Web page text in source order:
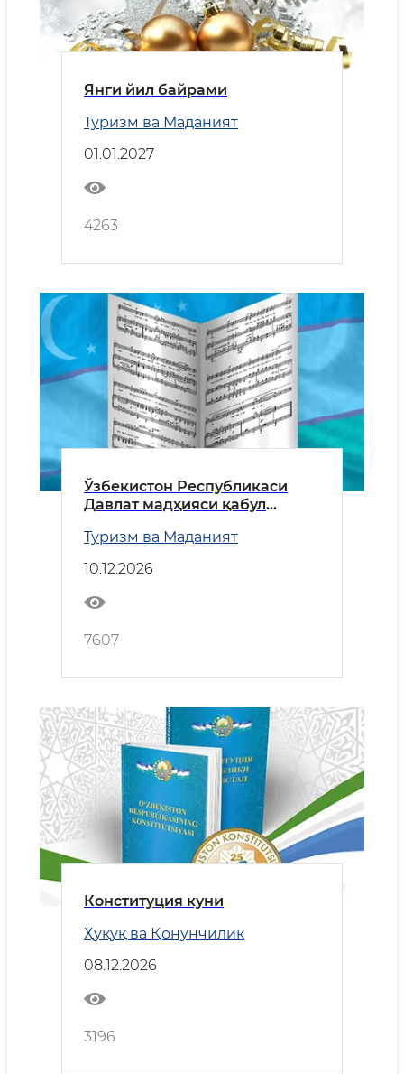
Янги йил байрами
Туризм ва Маданият
01.01.2027
4263
Ўзбекистон Республикаси
Давлат мадҳияси қабул
Туризм ва Маданият
10.12.2026
7607
Конституция куни
Ҳуқуқ ва Қонунчилик
08.12.2026
3196